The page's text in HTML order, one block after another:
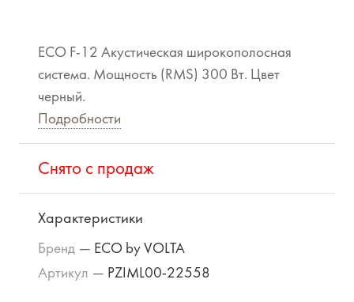
ECO F-12 Акустическая широкополосная
система. Мощность (RMS) 300 Вт. Цвет
черный.
Подробности
Cнято с продаж
Характеристики
Бренд — ECO by VOLTA
Артикул — PZIML00-22558